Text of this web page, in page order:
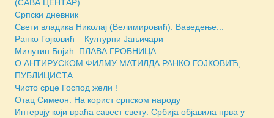
(САВА ЦЕНТАР)...
Српски дневник
Свети владика Николај (Велимировић): Ваведење...
Ранко Гојковић – Културни Јањичари
Милутин Бојић: ПЛАВА ГРОБНИЦА
О АНТИРУСКОМ ФИЛМУ МАТИЛДА РАНКО ГОЈКОВИЋ,
ПУБЛИЦИСТА...
Чисто срце Господ жели !
Отац Симеон: На корист српском народу
Интервју који враћа савест свету: Србија објавила прва у